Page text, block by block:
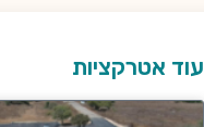
עוד אטרקציות